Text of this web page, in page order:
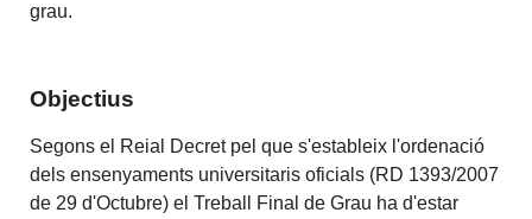
grau.
Objectius
Segons el Reial Decret pel que s'estableix l'ordenació
dels ensenyaments universitaris oficials (RD 1393/2007
de 29 d'Octubre) el Treball Final de Grau ha d'estar